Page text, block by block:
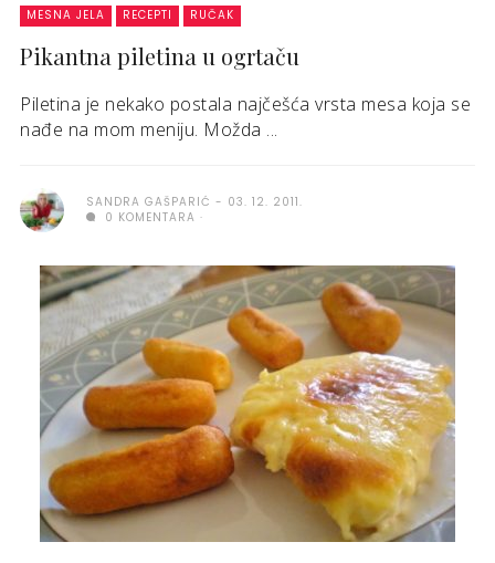
MESNA JELA RECEPTI RUČAK
Pikantna piletina u ogrtaču
Piletina je nekako postala najčešća vrsta mesa koja se
nađe na mom meniju. Možda ...
SANDRA GAŠPARIĆ
03. 12. 2011.
0 KOMENTARA